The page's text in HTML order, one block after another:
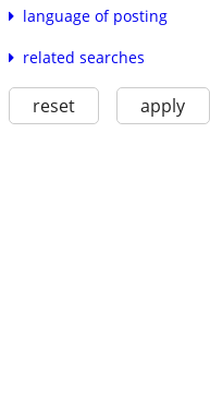
language of posting
related searches
reset apply